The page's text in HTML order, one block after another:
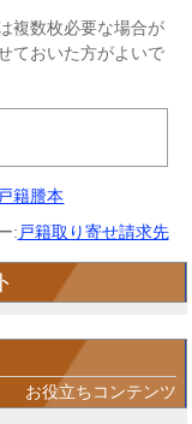
複数枚必要な場合が
ておいた方がよいで
戸籍謄本
: 戸籍取り寄せ請求先
お役立ちコンテンツ